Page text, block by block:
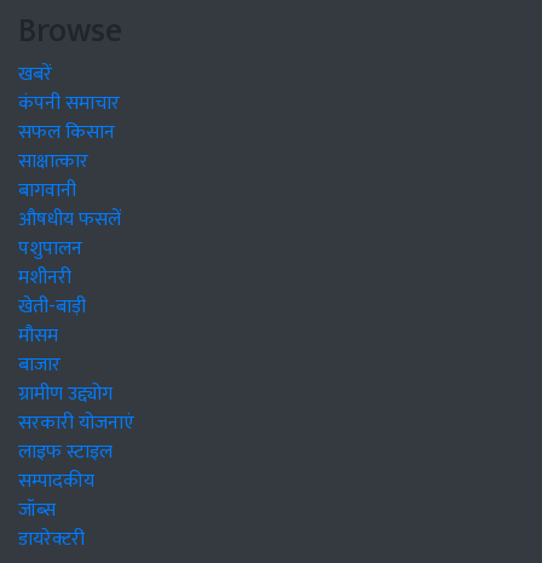
Browse
खबरें
कंपनी समाचार
सफल किसान
साक्षात्कार
बागवानी
औषधीय फसलें
पशुपालन
मशीनरी
खेती-बाड़ी
मौसम
बाजार
ग्रामीण उद्द्योग
सरकारी योजनाएं
लाइफ स्टाइल
सम्पादकीय
जॉब्स
डायरेक्टरी